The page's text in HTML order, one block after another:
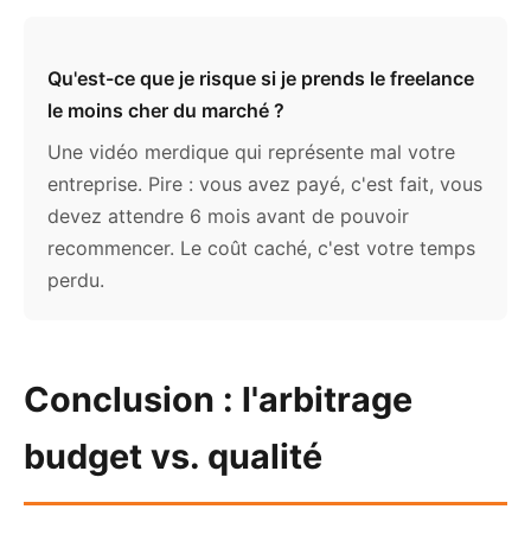
Qu'est-ce que je risque si je prends le freelance
le moins cher du marché ?
Une vidéo merdique qui représente mal votre
entreprise. Pire : vous avez payé, c'est fait, vous
devez attendre 6 mois avant de pouvoir
recommencer. Le coût caché, c'est votre temps
perdu.
Conclusion : l'arbitrage
budget vs. qualité